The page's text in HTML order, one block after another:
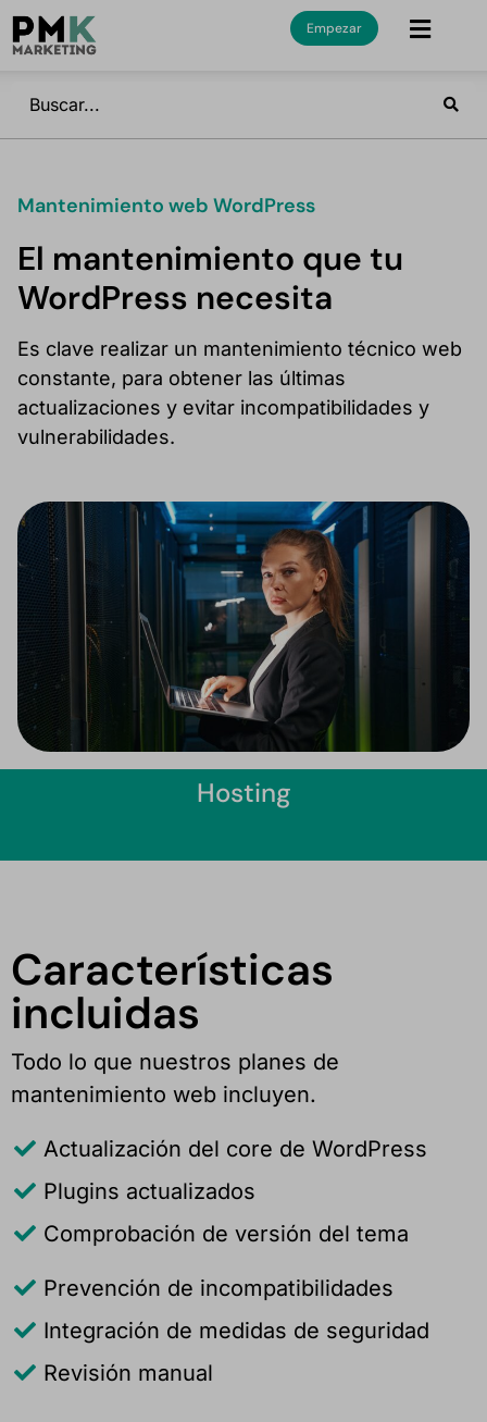
Empezar
Mantenimiento web WordPress
El mantenimiento que tu
WordPress necesita
Es clave realizar un mantenimiento técnico web
constante, para obtener las últimas
actualizaciones y evitar incompatibilidades y
vulnerabilidades.
Hosting
Características
incluidas
Todo lo que nuestros planes de
mantenimiento web incluyen.
Actualización del core de WordPress
Plugins actualizados
Comprobación de versión del tema
Prevención de incompatibilidades
Integración de medidas de seguridad
Revisión manual